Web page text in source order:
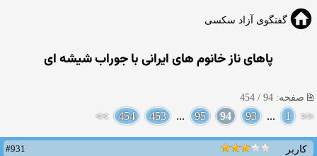
گفتگوی آزاد سکسی
پاهای ناز خانوم های ایرانی با جوراب شیشه ای
صفحه: 94 / 454
<<
1
...
93
94
95
...
453
454
>>
کاربر
#931